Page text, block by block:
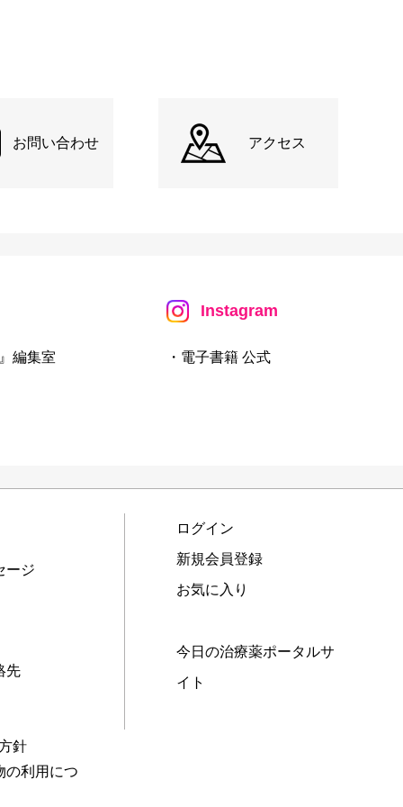
お問い合わせ アクセス
編集室
Instagram
・電子書籍 公式
ージ
先
針
の利用につ
ログイン
新規会員登録
お気に入り
今日の治療薬ポータルサ
イト